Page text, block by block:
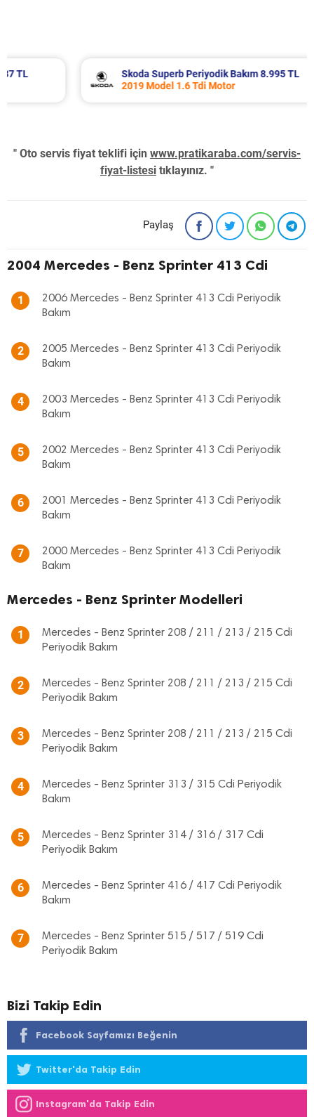
Skoda Superb Periyodik Bakım 8.995 TL
2019 Model 1.6 Tdi Motor
" Oto servis fiyat teklifi için www.pratikaraba.com/servis-
fiyat-listesi tıklayınız. "
Paylaş
2004 Mercedes - Benz Sprinter 413 Cdi
1
2006 Mercedes - Benz Sprinter 413 Cdi Periyodik
Bakım
2
2005 Mercedes - Benz Sprinter 413 Cdi Periyodik
Bakım
4
2003 Mercedes - Benz Sprinter 413 Cdi Periyodik
Bakım
5
2002 Mercedes - Benz Sprinter 413 Cdi Periyodik
Bakım
6
2001 Mercedes - Benz Sprinter 413 Cdi Periyodik
Bakım
7
2000 Mercedes - Benz Sprinter 413 Cdi Periyodik
Bakım
Mercedes - Benz Sprinter Modelleri
1
Mercedes - Benz Sprinter 208 / 211 / 213 / 215 Cdi
Periyodik Bakım
2
Mercedes - Benz Sprinter 208 / 211 / 213 / 215 Cdi
Periyodik Bakım
3
Mercedes - Benz Sprinter 208 / 211 / 213 / 215 Cdi
Periyodik Bakım
4
Mercedes - Benz Sprinter 313 / 315 Cdi Periyodik
Bakım
5
Mercedes - Benz Sprinter 314 / 316 / 317 Cdi
Periyodik Bakım
6
Mercedes - Benz Sprinter 416 / 417 Cdi Periyodik
Bakım
7
Mercedes - Benz Sprinter 515 / 517 / 519 Cdi
Periyodik Bakım
Bizi Takip Edin
Facebook Sayfamızı Beğenin
Twitter'da Takip Edin
Instagram'da Takip Edin